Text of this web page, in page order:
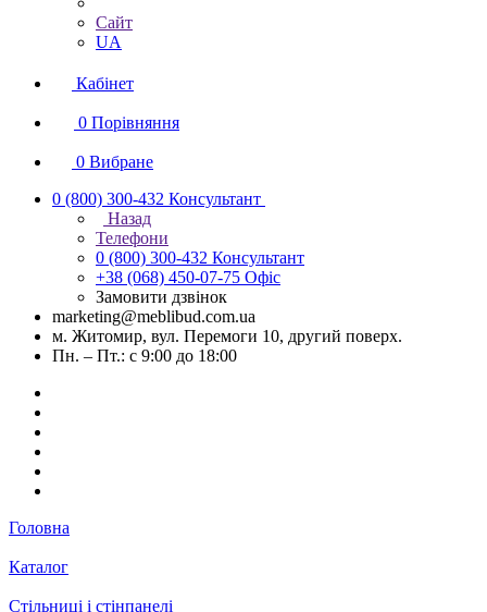
Сайт
UA
Кабінет
0 Порівняння
0 Вибране
0 (800) 300-432 Консультант
Назад
Телефони
0 (800) 300-432 Консультант
+38 (068) 450-07-75 Офіс
Замовити дзвінок
marketing@meblibud.com.ua
м. Житомир, вул. Перемоги 10, другий поверх.
Пн. – Пт.: с 9:00 до 18:00
Головна
Каталог
Стільниці і стінпанелі